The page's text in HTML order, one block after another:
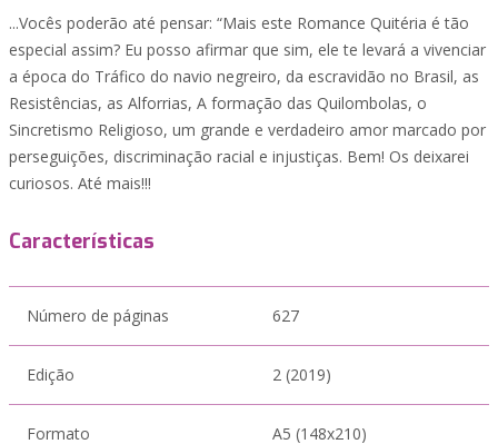
...Vocês poderão até pensar: “Mais este Romance Quitéria é tão
especial assim? Eu posso afirmar que sim, ele te levará a vivenciar
a época do Tráfico do navio negreiro, da escravidão no Brasil, as
Resistências, as Alforrias, A formação das Quilombolas, o
Sincretismo Religioso, um grande e verdadeiro amor marcado por
perseguições, discriminação racial e injustiças. Bem! Os deixarei
curiosos. Até mais!!!
Características
Número de páginas 627
Edição 2 (2019)
Formato A5 (148x210)